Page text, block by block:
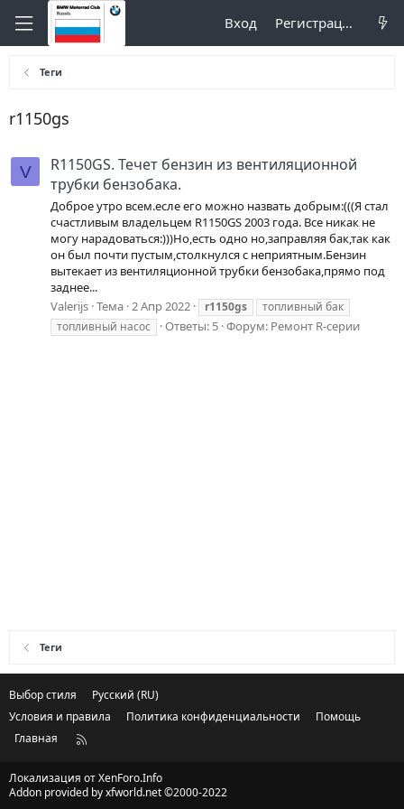
Вход Регистрация
Теги
r1150gs
V
R1150GS. Течет бензин из вентиляционной
трубки бензобака.
Доброе утро всем.есле его можно назвать добрым:(((Я стал
счастливым владельцем R1150GS 2003 года. Все никак не
могу нарадоваться:)))Но,есть одно но,заправляя бак,так как
он был почти пустым,столкнулся с неприятным.Бензин
вытекает из вентиляционной трубки бензобака,прямо под
заднее...
Valerijs Тема 2 Апр 2022 r1150gs
топливный бак
топливный насос
Ответы: 5 Форум: Ремонт R-серии
Теги
Выбор стиля
Русский (RU)
Условия и правила
Политика конфиденциальности
Помощь
Главная
R
Локализация отXenForo.Info
Addon provided by xfworld.net ©2000-2022